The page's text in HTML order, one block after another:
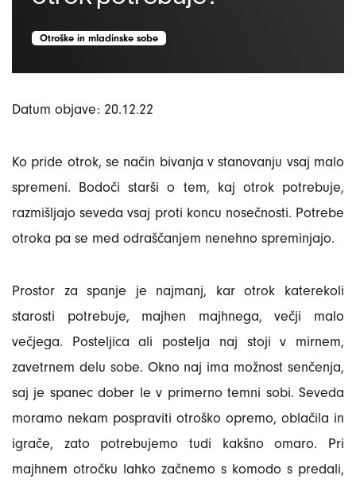
Otroške in mladinske sobe
Datum objave: 20.12.22
Ko pride otrok, se način bivanja v stanovanju vsaj malo
spremeni. Bodoči starši o tem, kaj otrok potrebuje,
razmišljajo seveda vsaj proti koncu nosečnosti. Potrebe
otroka pa se med odraščanjem nenehno spreminjajo.
Prostor za spanje je najmanj, kar otrok katerekoli
starosti potrebuje, majhen majhnega, večji malo
večjega. Posteljica ali postelja naj stoji v mirnem,
zavetrnem delu sobe. Okno naj ima možnost senčenja,
saj je spanec dober le v primerno temni sobi. Seveda
moramo nekam pospraviti otroško opremo, oblačila in
igrače, zato potrebujemo tudi kakšno omaro. Pri
majhnem otročku lahko začnemo s komodo s predali,